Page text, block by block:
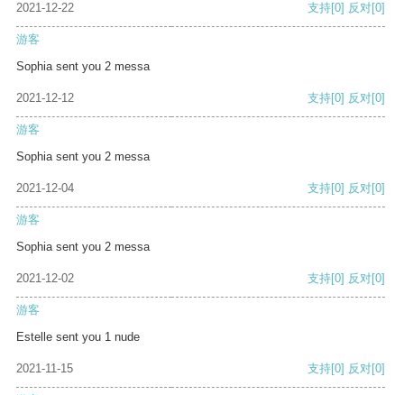
2021-12-22 支持[0] 反对[0]
游客
Sophia sent you 2 messa
2021-12-12 支持[0] 反对[0]
游客
Sophia sent you 2 messa
2021-12-04 支持[0] 反对[0]
游客
Sophia sent you 2 messa
2021-12-02 支持[0] 反对[0]
游客
Estelle sent you 1 nude
2021-11-15 支持[0] 反对[0]